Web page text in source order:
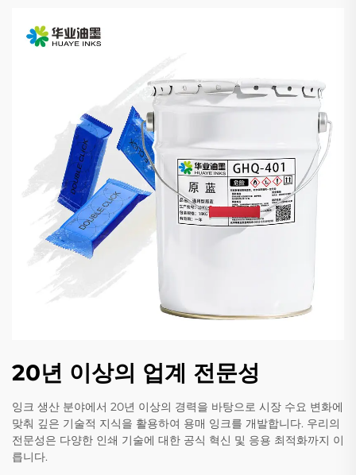
20년 이상의 업계 전문성
잉크 생산 분야에서 20년 이상의 경력을 바탕으로 시장 수요 변화에
맞춰 깊은 기술적 지식을 활용하여 용매 잉크를 개발합니다. 우리의
전문성은 다양한 인쇄 기술에 대한 공식 혁신 및 응용 최적화까지 이
릅니다.